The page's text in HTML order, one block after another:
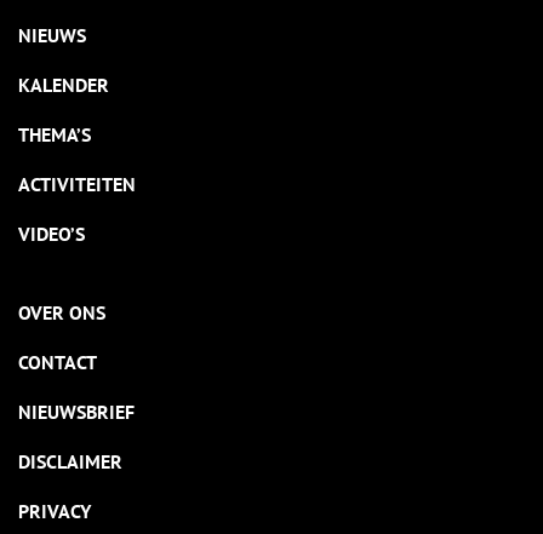
NIEUWS
KALENDER
THEMA’S
ACTIVITEITEN
VIDEO’S
OVER ONS
CONTACT
NIEUWSBRIEF
DISCLAIMER
PRIVACY